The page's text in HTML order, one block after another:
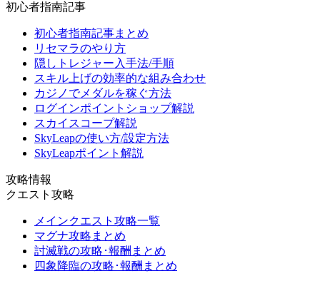
初心者指南記事
初心者指南記事まとめ
リセマラのやり方
隠しトレジャー入手法/手順
スキル上げの効率的な組み合わせ
カジノでメダルを稼ぐ方法
ログインポイントショップ解説
スカイスコープ解説
SkyLeapの使い方/設定方法
SkyLeapポイント解説
攻略情報
クエスト攻略
メインクエスト攻略一覧
マグナ攻略まとめ
討滅戦の攻略･報酬まとめ
四象降臨の攻略･報酬まとめ